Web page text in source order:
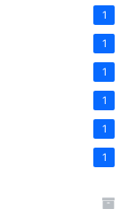
1
1
1
1
1
1